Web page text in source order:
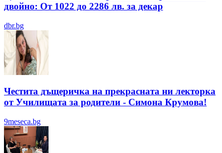
двойно: От 1022 до 2286 лв. за декар
dbr.bg
Честита дъщеричка на прекрасната ни лекторка
от Училищата за родители - Симона Крумова!
9meseca.bg